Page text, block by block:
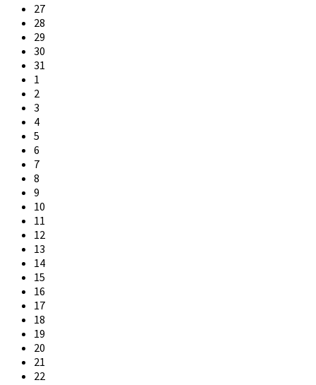
Skip
calendar
days
27
28
29
30
31
1
2
3
4
5
6
7
8
9
10
11
12
13
14
15
16
17
18
19
20
21
22